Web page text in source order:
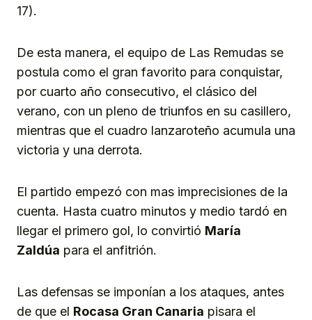
17).
De esta manera, el equipo de Las Remudas se
postula como el gran favorito para conquistar,
por cuarto año consecutivo, el clásico del
verano, con un pleno de triunfos en su casillero,
mientras que el cuadro lanzaroteño acumula una
victoria y una derrota.
El partido empezó con mas imprecisiones de la
cuenta. Hasta cuatro minutos y medio tardó en
llegar el primero gol, lo convirtió María
Zaldúa para el anfitrión.
Las defensas se imponían a los ataques, antes
de que el Rocasa Gran Canaria pisara el